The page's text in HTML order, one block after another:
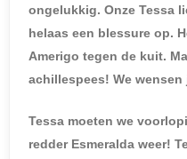
ongelukkig. Onze Tessa
helaas een blessure op.
Amerigo tegen de kuit.
achillespees! We
Tessa moeten we
redder Esmeralda weer!